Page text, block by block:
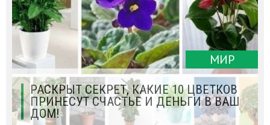
МИР
РАСКРЫТ СЕКРЕТ, КАКИЕ 10 ЦВЕТКОВ
ПРИНЕСУТ СЧАСТЬЕ И ДЕНЬГИ В ВАШ
ДОМ!